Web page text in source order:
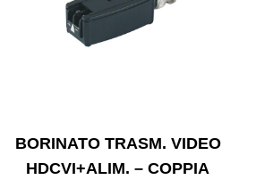
BORINATO TRASM. VIDEO
HDCVI+ALIM. – COPPIA